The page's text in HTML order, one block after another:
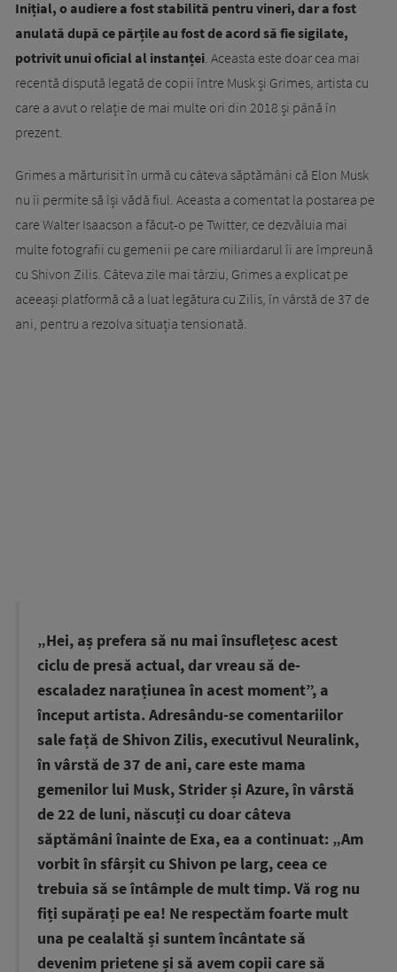
Inițial, o audiere a fost stabilită pentru vineri, dar a fost
anulată după ce părțile au fost de acord să fie sigilate,
potrivit unui oficial al instanței. Aceasta este doar cea mai
recentă dispută legată de copii între Musk și Grimes, artista cu
care a avut o relație de mai multe ori din 2018 și până în
prezent.
Grimes a mărturisit în urmă cu câteva săptămâni că Elon Musk
nu îi permite să își vădă fiul. Aceasta a comentat la postarea pe
care Walter Isaacson a făcut-o pe Twitter, ce dezvăluia mai
multe fotografii cu gemenii pe care miliardarul îi are împreună
cu Shivon Zilis. Câteva zile mai târziu, Grimes a explicat pe
aceeași platformă că a luat legătura cu Zilis, în vârstă de 37 de
ani, pentru a rezolva situația tensionată.
„Hei, aș prefera să nu mai însuflețesc acest
ciclu de presă actual, dar vreau să de-
escaladez narațiunea în acest moment”, a
început artista. Adresându-se comentariilor
sale față de Shivon Zilis, executivul Neuralink,
în vârstă de 37 de ani, care este mama
gemenilor lui Musk, Strider și Azure, în vârstă
de 22 de luni, născuți cu doar câteva
săptămâni înainte de Exa, ea a continuat: „Am
vorbit în sfârșit cu Shivon pe larg, ceea ce
trebuia să se întâmple de mult timp. Vă rog nu
fiți supărați pe ea! Ne respectăm foarte mult
una pe cealaltă și suntem încântate să
devenim prietene și să avem copii care să